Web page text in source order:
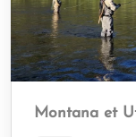
Montana et